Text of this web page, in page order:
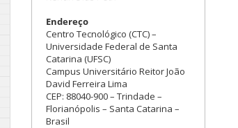
Endereço
Centro Tecnológico (CTC) –
Universidade Federal de Santa
Catarina (UFSC)
Campus Universitário Reitor João
David Ferreira Lima
CEP: 88040-900 – Trindade –
Florianópolis – Santa Catarina –
Brasil